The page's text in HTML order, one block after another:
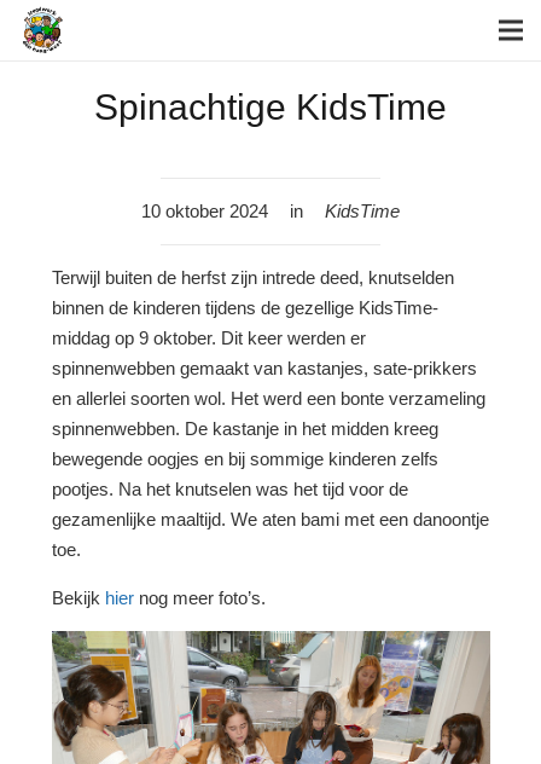
Spinachtige KidsTime
10 oktober 2024 in KidsTime
Terwijl buiten de herfst zijn intrede deed, knutselden
binnen de kinderen tijdens de gezellige KidsTime-
middag op 9 oktober. Dit keer werden er
spinnenwebben gemaakt van kastanjes, sate-prikkers
en allerlei soorten wol. Het werd een bonte verzameling
spinnenwebben. De kastanje in het midden kreeg
bewegende oogjes en bij sommige kinderen zelfs
pootjes. Na het knutselen was het tijd voor de
gezamenlijke maaltijd. We aten bami met een danoontje
toe.
Bekijk hier nog meer foto’s.